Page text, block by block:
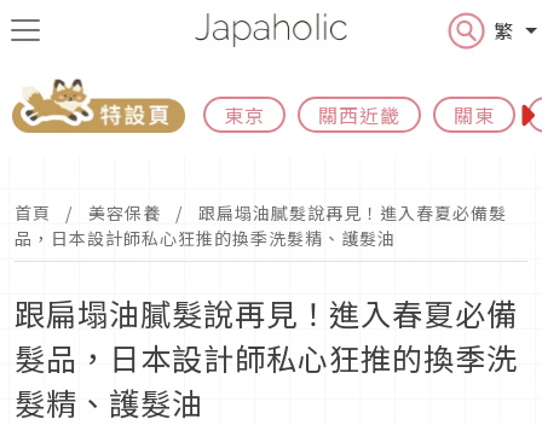
繁
東京 關西近畿 關東
首頁 美容保養
跟扁塌油膩髮說再見！進入春夏必備髮
品，日本設計師私心狂推的換季洗髮精、護髮油
跟扁塌油膩髮說再見！進入春夏必備
髮品，日本設計師私心狂推的換季洗
髮精、護髮油